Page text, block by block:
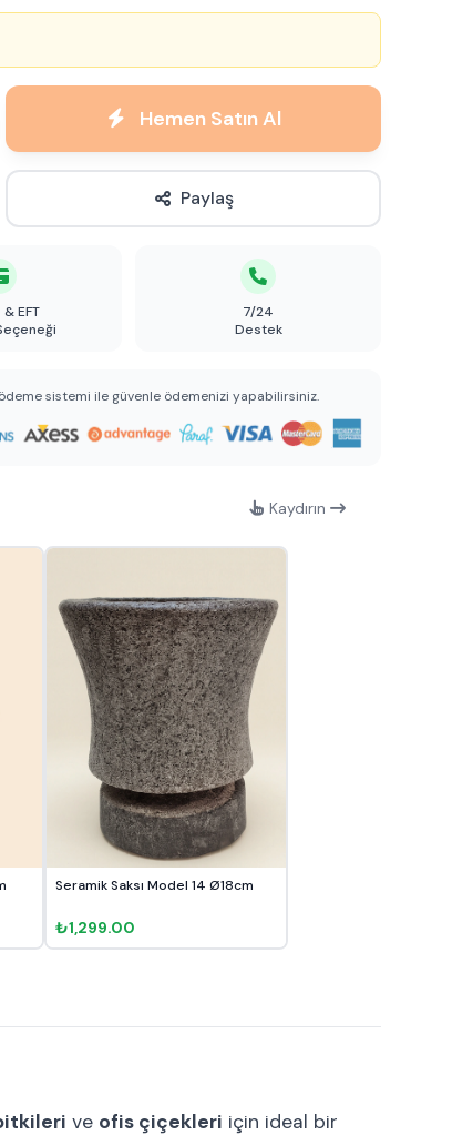
Hemen Satın Al
Paylaş
EFT
7/24
Destek
ödeme sistemi ile güvenle ödemenizi yapabilirsiniz.
Kaydırın
Seramik Saksı Model 14 Ø18cm
₺1,299.00
ve ofis çiçekleri için ideal bir